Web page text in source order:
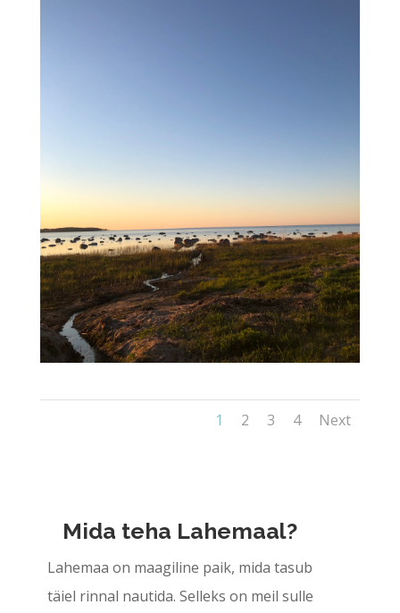
1 2 3 4 Next
Mida teha Lahemaal?
Lahemaa on maagiline paik, mida tasub
täiel rinnal nautida. Selleks on meil sulle